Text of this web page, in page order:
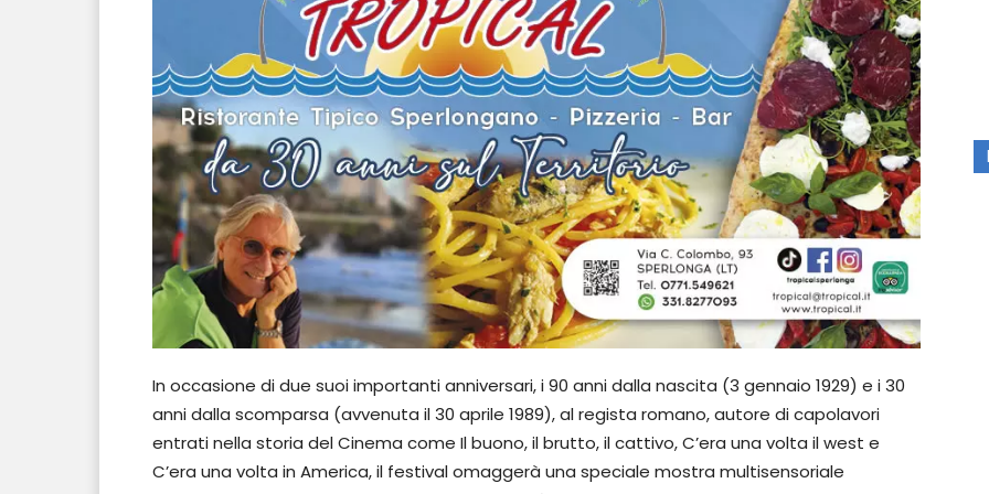
In occasione di due suoi importanti anniversari, i 90 anni dalla nascita (3 gennaio 1929) e i 30
anni dalla scomparsa (avvenuta il 30 aprile 1989), al regista romano, autore di capolavori
entrati nella storia del Cinema come Il buono, il brutto, il cattivo, C’era una volta il west e
C’era una volta in America, il festival omaggerà una speciale mostra multisensoriale